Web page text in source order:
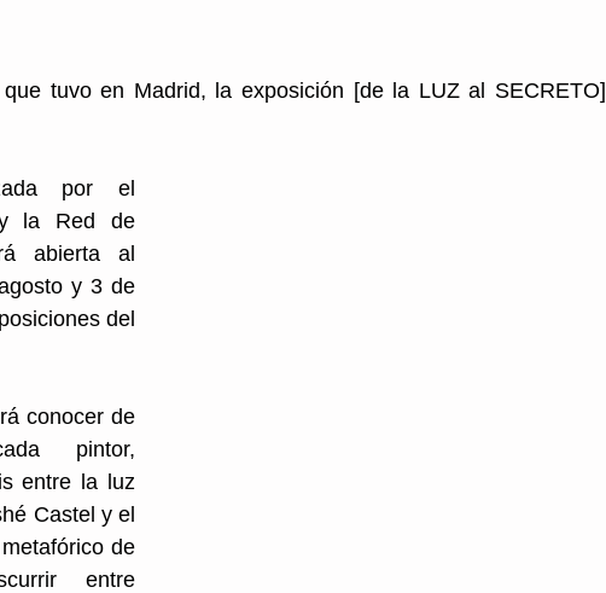
tuvo en Madrid, la exposición [de la LUZ al SECRETO]
por el
y la Red de
abierta al
y 3 de
del
conocer de
pintor,
entre la luz
Castel y el
de
entre